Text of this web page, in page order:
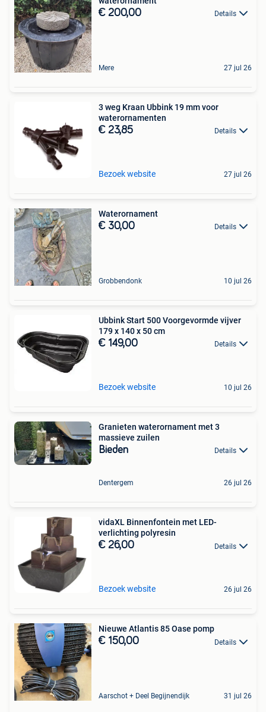
€ 200,00 Details
Mere 27 jul 26
3 weg Kraan Ubbink 19 mm voor
waterornamenten
€ 23,85 Details
Bezoek website 27 jul 26
Waterornament
€ 30,00 Details
Grobbendonk 10 jul 26
Ubbink Start 500 Voorgevormde vijver
179 x 140 x 50 cm
€ 149,00 Details
Bezoek website 10 jul 26
Granieten waterornament met 3
massieve zuilen
Bieden Details
Dentergem 26 jul 26
vidaXL Binnenfontein met LED-
verlichting polyresin
€ 26,00 Details
Bezoek website 26 jul 26
Nieuwe Atlantis 85 Oase pomp
€ 150,00 Details
Aarschot + Deel Begijnendijk 31 jul 26